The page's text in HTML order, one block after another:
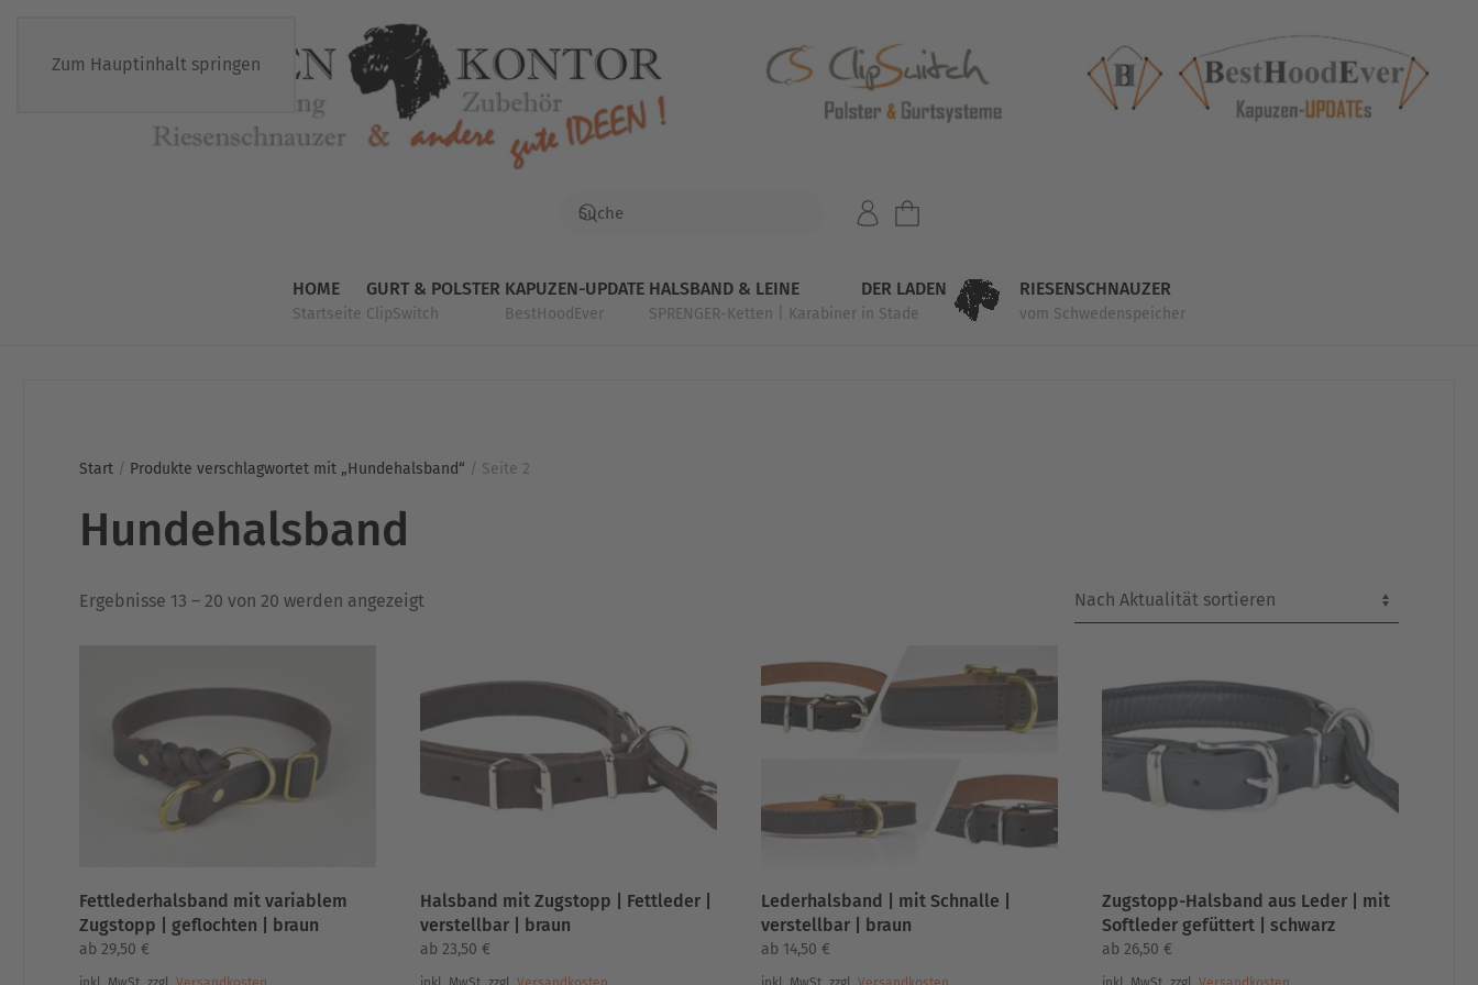
Zum Hauptinhalt springen
HOME
Startseite
GURT & POLSTER
ClipSwitch
KAPUZEN-UPDATE
BestHoodEver
HALSBAND & LEINE
SPRENGER-Ketten | Karabiner
DER LADEN
in Stade
RIESENSCHNAUZER
vom Schwedenspeicher
Start / Produkte verschlagwortet mit „Hundehalsband“ / Seite 2
Hundehalsband
Ergebnisse 13 – 20 von 20 werden angezeigt
Fettlederhalsband mit variablem
Zugstopp | geflochten | braun
ab 29,50 €
Halsband mit Zugstopp | Fettleder |
verstellbar | braun
ab 23,50 €
Lederhalsband | mit Schnalle |
verstellbar | braun
ab 14,50 €
Zugstopp-Halsband aus Leder | mit
Softleder gefüttert | schwarz
ab 26,50 €